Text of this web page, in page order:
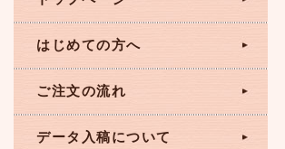
はじめての方へ
ご注文の流れ
データ入稿について